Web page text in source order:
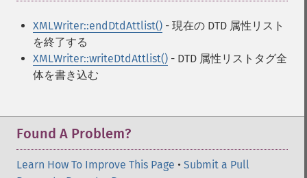
XMLWriter::endDtdAttlist() - 現在の DTD 属性リスト
を終了する
XMLWriter::writeDtdAttlist() - DTD 属性リストタグ全
体を書き込む
Found A Problem?
Learn How To Improve This Page • Submit a Pull